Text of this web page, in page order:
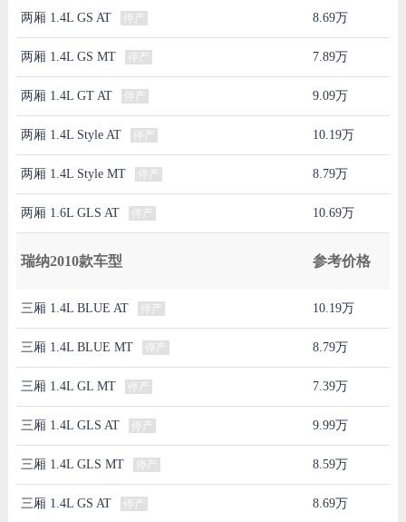
两厢 1.4L GS AT 停产 8.69万
两厢 1.4L GS MT 停产 7.89万
两厢 1.4L GT AT 停产 9.09万
两厢 1.4L Style AT 停产 10.19万
两厢 1.4L Style MT 停产 8.79万
两厢 1.6L GLS AT 停产 10.69万
瑞纳2010款车型 参考价格
三厢 1.4L BLUE AT 停产 10.19万
三厢 1.4L BLUE MT 停产 8.79万
三厢 1.4L GL MT 停产 7.39万
三厢 1.4L GLS AT 停产 9.99万
三厢 1.4L GLS MT 停产 8.59万
三厢 1.4L GS AT 停产 8.69万